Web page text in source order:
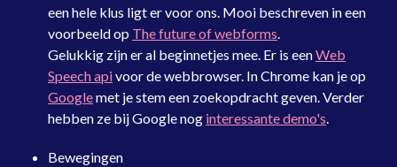
een hele klus ligt er voor ons. Mooi beschreven in een
voorbeeld op The future of webforms.
Gelukkig zijn er al beginnetjes mee. Er is eenWeb
Speech apivoor de webbrowser. In Chrome kan je op
Googlemet je stem een zoekopdracht geven. Verder
hebben ze bij Google nog interessante demo's.
Bewegingen